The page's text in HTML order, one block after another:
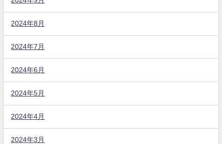
2024年8月
2024年7月
2024年6月
2024年5月
2024年4月
2024年3月